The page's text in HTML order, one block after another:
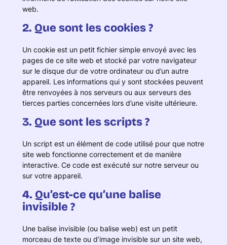
web.
2. Que sont les cookies ?
Un cookie est un petit fichier simple envoyé avec les
pages de ce site web et stocké par votre navigateur
sur le disque dur de votre ordinateur ou d’un autre
appareil. Les informations qui y sont stockées peuvent
être renvoyées à nos serveurs ou aux serveurs des
tierces parties concernées lors d’une visite ultérieure.
3. Que sont les scripts ?
Un script est un élément de code utilisé pour que notre
site web fonctionne correctement et de manière
interactive. Ce code est exécuté sur notre serveur ou
sur votre appareil.
4. Qu’est-ce qu’une balise
invisible ?
Une balise invisible (ou balise web) est un petit
morceau de texte ou d’image invisible sur un site web,